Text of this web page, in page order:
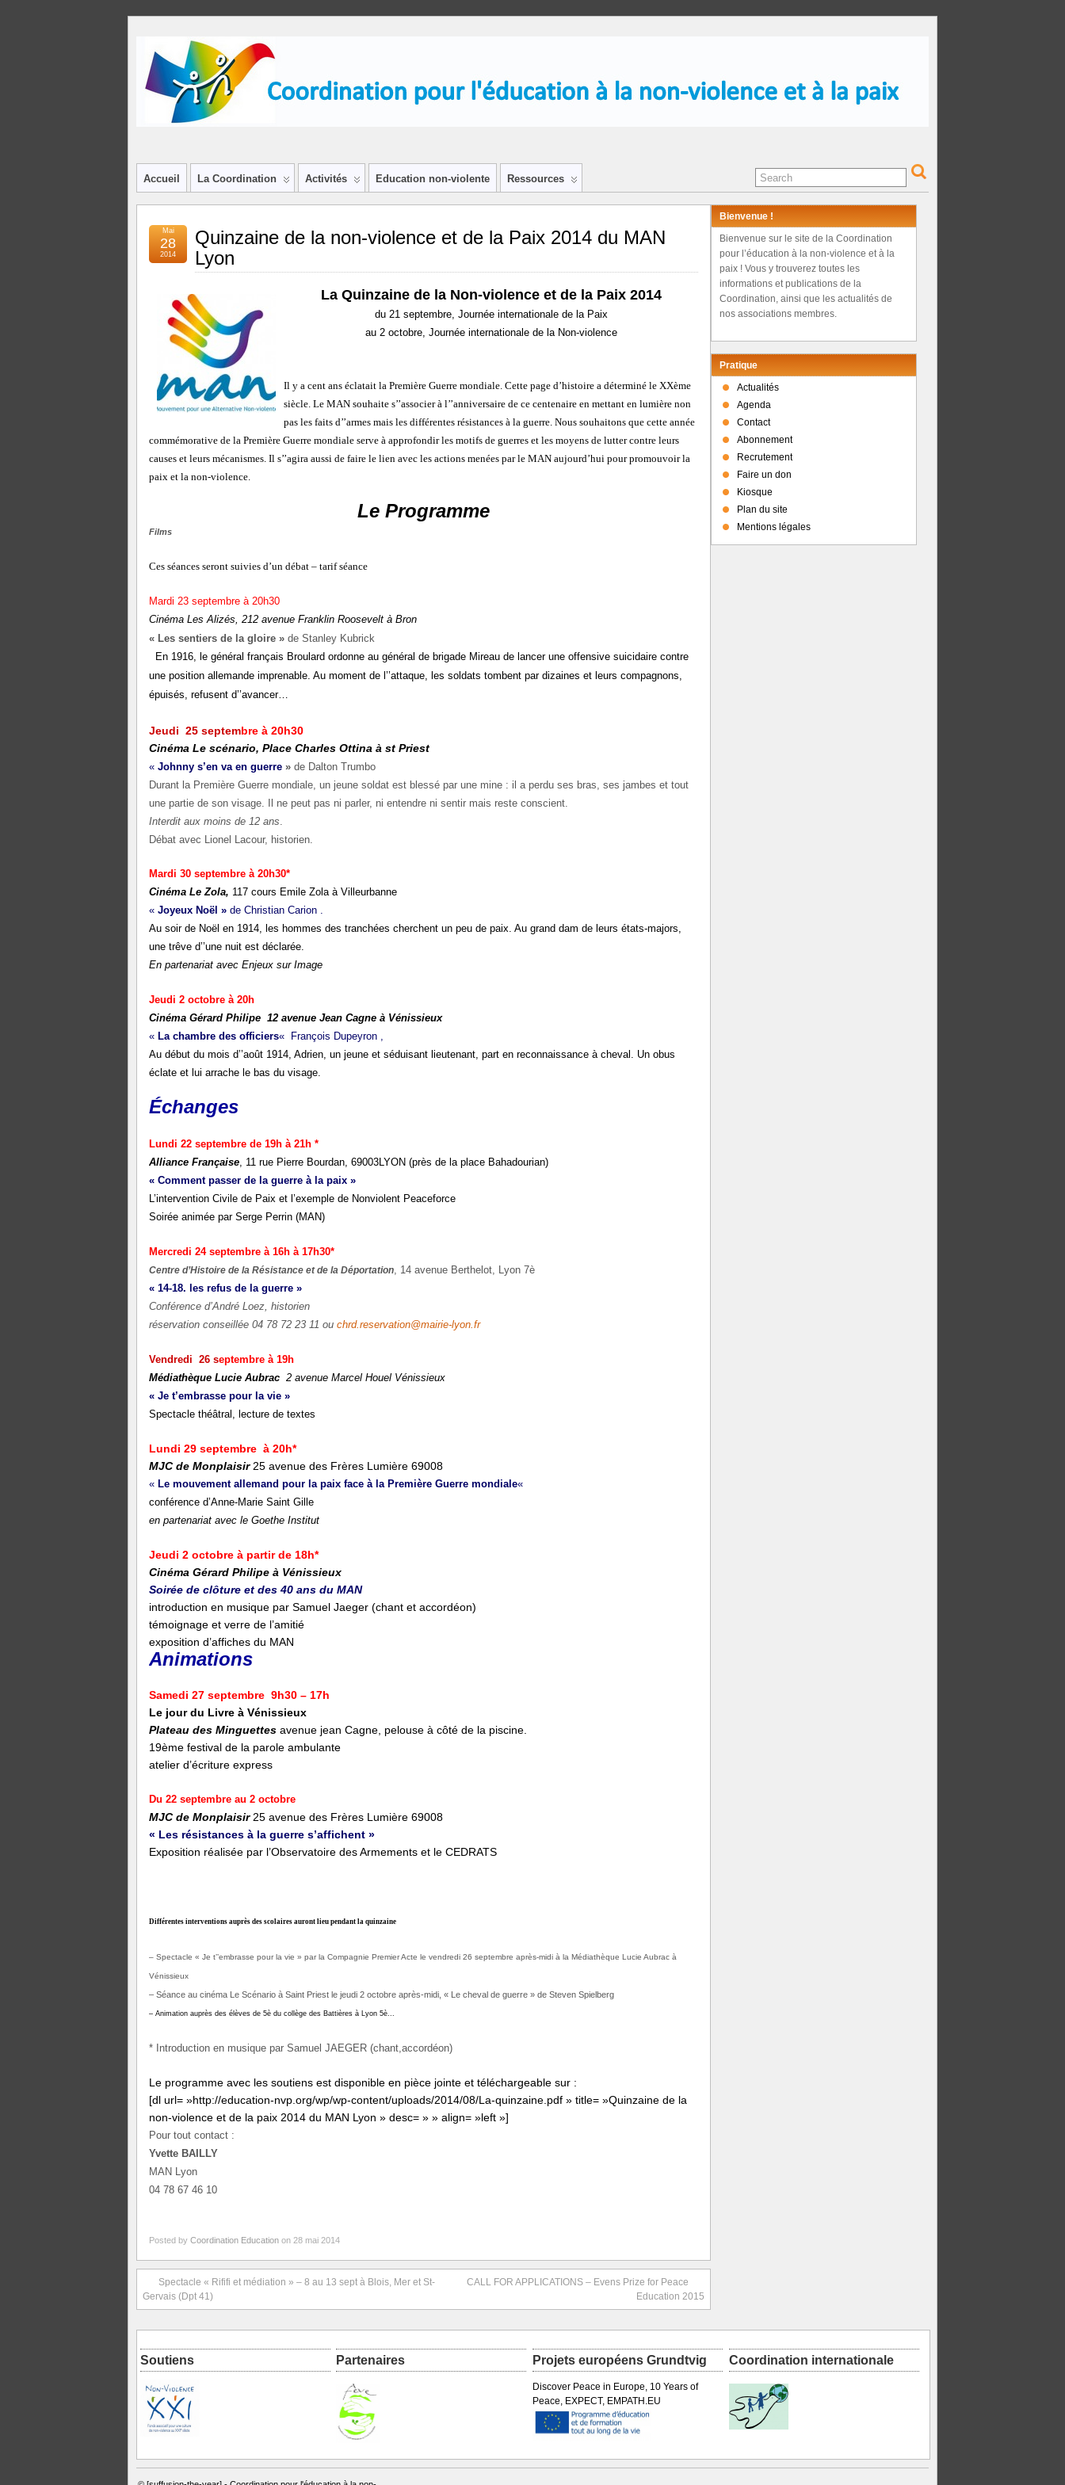
Accueil La Coordination Activités Education non-violente Ressources
Quinzaine de la non-violence et de la Paix 2014 du MAN
Lyon
Mai
28
2014
La Quinzaine de la Non-violence et de la Paix 2014
du 21 septembre, Journée internationale de la Paix
au 2 octobre, Journée internationale de la Non-violence
Il y a cent ans éclatait la Première Guerre mondiale. Cette page d’histoire a déterminé le XXème
siècle. Le MAN souhaite s’’associer à l’’anniversaire de ce centenaire en mettant en lumière non
pas les faits d’’armes mais les différentes résistances à la guerre Nous souhaitons que cette année
commémorative de la Première Guerre mondiale serve à approfondir les motifs de guerres et les moyens de lutter contre leurs
causes et leurs mécanismes. Il s’’agira aussi de faire le lien avec les actions menées par le MAN aujourd’hui pour promouvoir la
paix et la non-violence.
Le Programme
Films
Ces séances seront suivies d’un débat – tarif séance
Mardi 23 septembre à 20h30
Cinéma Les Alizés, 212 avenue Franklin Roosevelt à Bron
« Les sentiers de la gloire » de Stanley Kubrick
En 1916, le général français Broulard ordonne au général de brigade Mireau de lancer une offensive suicidaire contre
une position allemande imprenable. Au moment de l’’attaque, les soldats tombent par dizaines et leurs compagnons,
épuisés, refusent d’’avancer…
Jeudi 25 septembre à 20h30
Cinéma Le scénario, Place Charles Ottina à st Priest
« Johnny s’en va en guerre » de Dalton Trumbo
Durant la Première Guerre mondiale, un jeune soldat est blessé par une mine : il a perdu ses bras, ses jambes et tout
une partie de son visage. Il ne peut pas ni parler, ni entendre ni sentir mais reste conscient.
Interdit aux moins de 12 ans
Débat avec Lionel Lacour, historien.
Mardi 30 septembre à 20h30*
Cinéma Le Zola, 117 cours Emile Zola à Villeurbanne
« Joyeux Noël » de Christian Carion .
Au soir de Noël en 1914, les hommes des tranchées cherchent un peu de paix. Au grand dam de leurs états-majors,
une trêve d’’une nuit est déclarée.
En partenariat avec Enjeux sur Image
Jeudi 2 octobre à 20h
Cinéma Gérard Philipe 12 avenue Jean Cagne à Vénissieux
« La chambre des officiers« François Dupeyron ,
Au début du mois d’’août 1914, Adrien, un jeune et séduisant lieutenant, part en reconnaissance à cheval. Un obus
éclate et lui arrache le bas du visage.
Échanges
Lundi 22 septembre de 19h à 21h *
Alliance Française, 11 rue Pierre Bourdan, 69003LYON (près de la place Bahadourian)
« Comment passer de la guerre à la paix »
L’intervention Civile de Paix et l’exemple de Nonviolent Peaceforce
Soirée animée par Serge Perrin (MAN)
Mercredi 24 septembre à 16h à 17h30*
Centre d’Histoire de la Résistance et de la Déportation, 14 avenue Berthelot, Lyon 7è
« 14-18. les refus de la guerre »
Conférence d’André Loez, historien
réservation conseillée 04 78 72 23 11 ou chrd.reservation@mairie-lyon.fr
Vendredi 26 septembre à 19h
Médiathèque Lucie Aubrac 2 avenue Marcel Houel Vénissieux
« Je t’embrasse pour la vie »
Spectacle théâtral, lecture de textes
Lundi 29 septembre à 20h*
MJC de Monplaisir25 avenue des Frères Lumière 69008
« Le mouvement allemand pour la paix face à la Première Guerre mondiale«
conférence d’Anne-Marie Saint Gille
en partenariat avec le Goethe Institut
Jeudi 2 octobre à partir de 18h*
Cinéma Gérard Philipe à Vénissieux
Soirée de clôture et des 40 ans du MAN
introduction en musique par Samuel Jaeger (chant et accordéon)
témoignage et verre de l’amitié
exposition d’affiches du MAN
Animations
Samedi 27 septembre 9h30 – 17h
Le jour du Livre à Vénissieux
Plateau des Minguettes avenue jean Cagne, pelouse à côté de la piscine.
19ème festival de la parole ambulante
atelier d’écriture express
Du 22 septembre au 2 octobre
MJC de Monplaisir25 avenue des Frères Lumière 69008
« Les résistances à la guerre s’affichent »
Exposition réalisée par l’Observatoire des Armements et le CEDRATS
Différentes interventions auprès des scolaires auront lieu pendant la quinzaine
– Spectacle « Je t’’embrasse pour la vie » par la Compagnie Premier Acte le vendredi 26 septembre après-midi à la Médiathèque Lucie Aubrac à
Vénissieux
– Séance au cinéma Le Scénario à Saint Priest le jeudi 2 octobre après-midi, « Le cheval de guerre » de Steven Spielberg
– Animation auprès des élèves de 5è du collège des Battières à Lyon 5è.
* Introduction en musique par Samuel JAEGER (chant,accordéon)
Le programme avec les soutiens est disponible en pièce jointe et téléchargeable sur :
[dl url= »http://education-nvp.org/wp/wp-content/uploads/2014/08/La-quinzaine.pdf » title= »Quinzaine de la
non-violence et de la paix 2014 du MAN Lyon » desc= » » align= »left »]
Pour tout contact :
Yvette BAILLY
MAN Lyon
04 78 67 46 10
Posted by Coordination Education on 28 mai 2014
Spectacle « Rififi et médiation » – 8 au 13 sept à Blois, Mer et St-
Gervais (Dpt 41)
CALL FOR APPLICATIONS – Evens Prize for Peace
Education 2015
Bienvenue !
Bienvenue sur le site de la Coordination
pour l’éducation à la non-violence et à la
paix ! Vous y trouverez toutes les
informations et publications de la
Coordination, ainsi que les actualités de
nos associations membres.
Pratique
Actualités
Agenda
Contact
Abonnement
Recrutement
Faire un don
Kiosque
Plan du site
Mentions légales
Soutiens Partenaires Projets européens Grundtvig
Discover Peace in Europe, 10 Years of
Peace, EXPECT, EMPATH.EU
Coordination internationale